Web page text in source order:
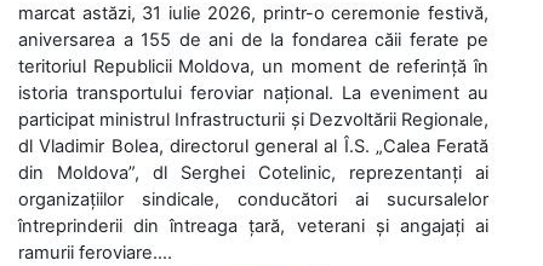
marcat astăzi, 31 iulie 2026, printr-o ceremonie festivă,
aniversarea a 155 de ani de la fondarea căii ferate pe
teritoriul Republicii Moldova, un moment de referință în
istoria transportului feroviar național. La eveniment au
participat ministrul Infrastructurii și Dezvoltării Regionale,
dl Vladimir Bolea, directorul general al Î.S. „Calea Ferată
din Moldova”, dl Serghei Cotelinic, reprezentanți ai
organizațiilor sindicale, conducători ai sucursalelor
întreprinderii din întreaga țară, veterani și angajați ai
ramurii feroviare....